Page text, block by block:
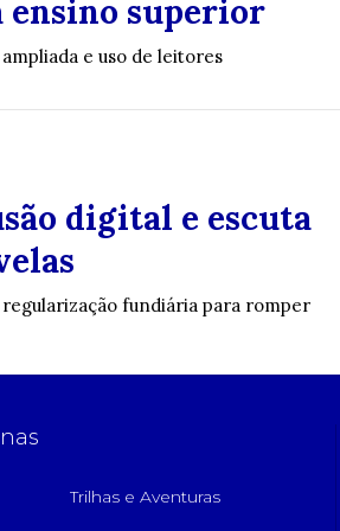
ensino superior
e uso de leitores
digital e escuta
fundiária para romper
Trilhas e Aventuras